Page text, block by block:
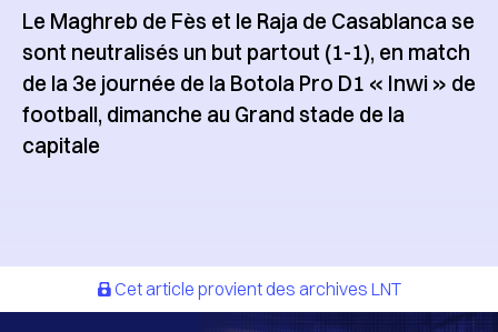
Le Maghreb de Fès et le Raja de Casablanca se
sont neutralisés un but partout (1-1), en match
de la 3e journée de la Botola Pro D1 « Inwi » de
football, dimanche au Grand stade de la
capitale
Cet article provient des archives LNT